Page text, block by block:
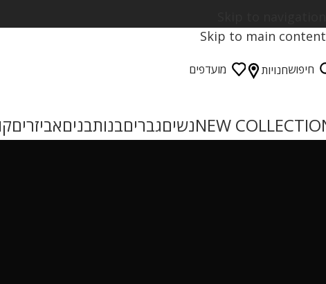
Skip to main content
חיפושחנויות מועדפים
NEWנשיםגבריםבנותבניםאביזרים